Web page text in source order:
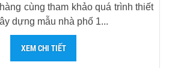
cùng tham khảo quá trình thiết
dựng mẫu nhà phố 1...
XEM CHI TIẾT